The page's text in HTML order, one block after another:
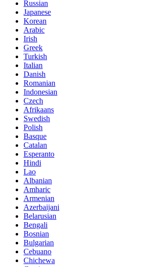
Russian
Japanese
Korean
Arabic
Irish
Greek
Turkish
Italian
Danish
Romanian
Indonesian
Czech
Afrikaans
Swedish
Polish
Basque
Catalan
Esperanto
Hindi
Lao
Albanian
Amharic
Armenian
Azerbaijani
Belarusian
Bengali
Bosnian
Bulgarian
Cebuano
Chichewa